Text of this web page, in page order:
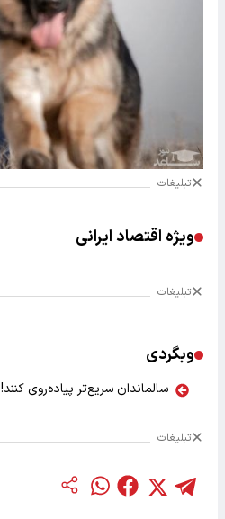
تبلیغات
ویژه اقتصاد ایرانی
تبلیغات
وبگردی
سالماندان سریع‌تر پیاده‌روی کنند!
تبلیغات